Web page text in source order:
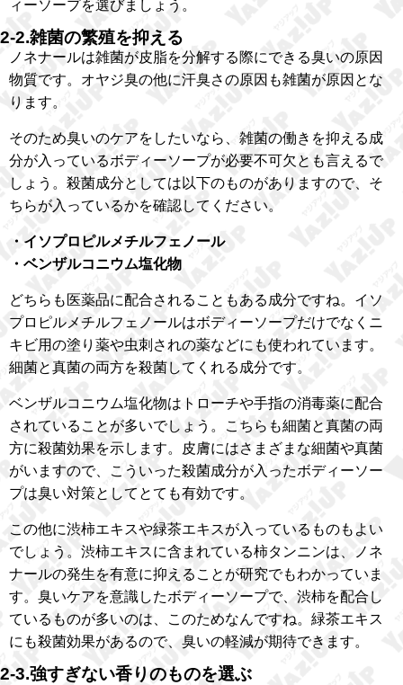
ィーソープを選びましょう。
2-2.雑菌の繁殖を抑える
ノネナールは雑菌が皮脂を分解する際にできる臭いの原因
物質です。オヤジ臭の他に汗臭さの原因も雑菌が原因とな
ります。
そのため臭いのケアをしたいなら、雑菌の働きを抑える成
分が入っているボディーソープが必要不可欠とも言えるで
しょう。殺菌成分としては以下のものがありますので、そ
ちらが入っているかを確認してください。
・イソプロピルメチルフェノール
・ベンザルコニウム塩化物
どちらも医薬品に配合されることもある成分ですね。イソ
プロピルメチルフェノールはボディーソープだけでなくニ
キビ用の塗り薬や虫刺されの薬などにも使われています。
細菌と真菌の両方を殺菌してくれる成分です。
ベンザルコニウム塩化物はトローチや手指の消毒薬に配合
されていることが多いでしょう。こちらも細菌と真菌の両
方に殺菌効果を示します。皮膚にはさまざまな細菌や真菌
がいますので、こういった殺菌成分が入ったボディーソー
プは臭い対策としてとても有効です。
この他に渋柿エキスや緑茶エキスが入っているものもよい
でしょう。渋柿エキスに含まれている柿タンニンは、ノネ
ナールの発生を有意に抑えることが研究でもわかっていま
す。臭いケアを意識したボディーソープで、渋柿を配合し
ているものが多いのは、このためなんですね。緑茶エキス
にも殺菌効果があるので、臭いの軽減が期待できます。
2-3.強すぎない香りのものを選ぶ